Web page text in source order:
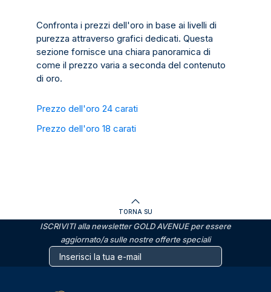
Confronta i prezzi dell'oro in base ai livelli di
purezza attraverso grafici dedicati. Questa
sezione fornisce una chiara panoramica di
come il prezzo varia a seconda del contenuto
di oro.
Prezzo dell'oro 24 carati
Prezzo dell'oro 18 carati
TORNA SU
ISCRIVITI alla newsletter GOLD AVENUE per essere
aggiornato/a sulle nostre offerte speciali